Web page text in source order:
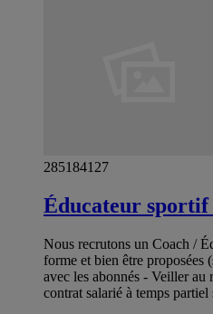
285184127
Éducateur sportif
Nous recrutons un Coach /
forme et bien être
avec les abonnés - Veiller au
contrat salarié à temps